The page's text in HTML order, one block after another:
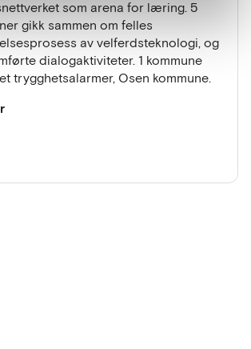
som arena for læring. 5
gikk sammen om felles
av velferdsteknologi, og
dialogaktiviteter. 1 kommune
trygghetsalarmer, Osen kommune.